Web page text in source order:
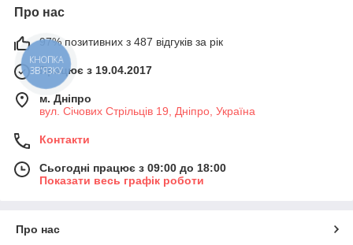
Про нас
97% позитивних з 487 відгуків за рік
Працює з 19.04.2017
м. Дніпро
вул. Січових Стрільців 19, Дніпро, Україна
Контакти
Сьогодні працює з 09:00 до 18:00
Показати весь графік роботи
Про нас
КНОПКА
ЗВ'ЯЗКУ